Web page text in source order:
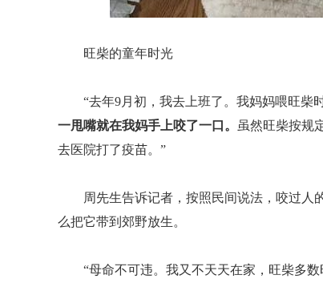
旺柴的童年时光
“去年9月初，我去上班了。我妈妈喂旺柴
一甩嘴就在我妈手上咬了一口。
虽然旺柴按规
去医院打了疫苗。”
周先生告诉记者，按照民间说法，咬过人
么把它带到郊野放生。
“母命不可违。我又不天天在家，旺柴多